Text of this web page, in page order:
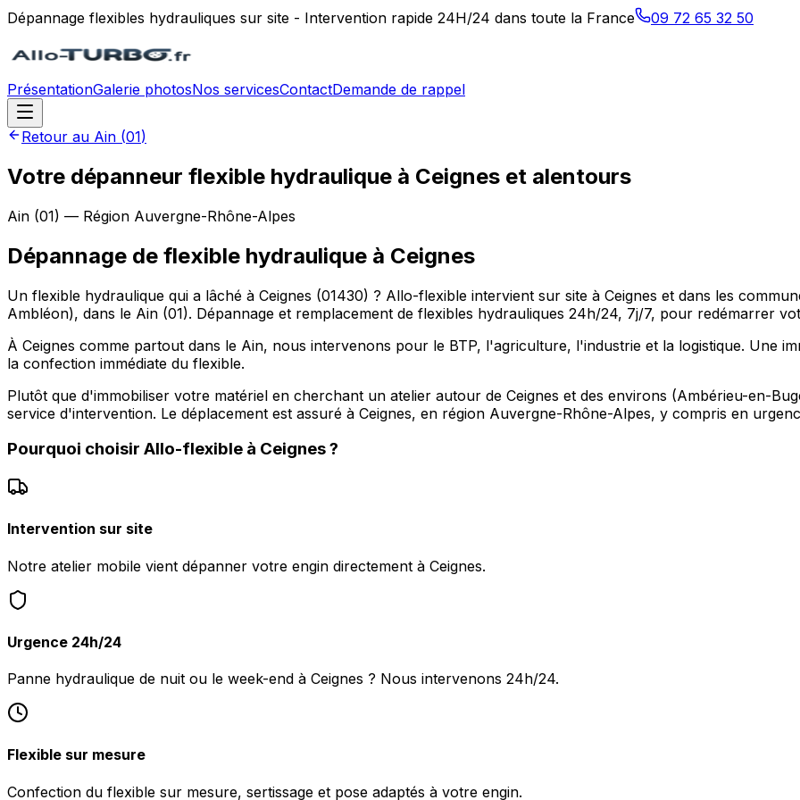
Dépannage flexibles hydrauliques sur site - Intervention rapide 24H/24 dans toute la France 09 72 65 32 50
PrésentationGalerie photosNos servicesContactDemande de rappel
Retour au Ain (01)
Votre dépanneur flexible hydraulique à Ceignes et alentours
Ain (01) — Région Auvergne-Rhône-Alpes
Dépannage de flexible hydraulique à Ceignes
Un flexible hydraulique qui a lâché à Ceignes (01430) ? Allo-flexible intervient sur site à Ceignes et dans les
Ambléon), dans le Ain (01). Dépannage et remplacement de flexibles hydrauliques 24h/24, 7j/7, pour redémarrer
À Ceignes comme partout dans le Ain, nous intervenons pour le BTP, l'agriculture, l'industrie et la logistique. Une
la confection immédiate du flexible.
Plutôt que d'immobiliser votre matériel en cherchant un atelier autour de Ceignes et des environs (Ambérieu-en-
service d'intervention. Le déplacement est assuré à Ceignes, en région Auvergne-Rhône-Alpes, y compris en
Pourquoi choisir Allo-flexible à Ceignes?
Intervention sur site
Notre atelier mobile vient dépanner votre engin directement à Ceignes.
Urgence 24h/24
Panne hydraulique de nuit ou le week-end à Ceignes ? Nous intervenons 24h/24.
Flexible sur mesure
Confection du flexible sur mesure, sertissage et pose adaptés à votre engin.